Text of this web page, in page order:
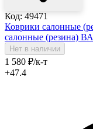
Код: 49471
Коврики салонные
салонные (резина)
Нет в наличии
1 580 ₽/к-т
+47.4